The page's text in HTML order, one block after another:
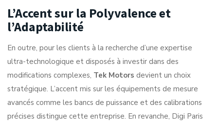
L’Accent sur la Polyvalence et
l’Adaptabilité
En outre, pour les clients à la recherche d’une expertise
ultra-technologique et disposés à investir dans des
modifications complexes, Tek Motors devient un choix
stratégique. L’accent mis sur les équipements de mesure
avancés comme les bancs de puissance et des calibrations
précises distingue cette entreprise. En revanche, Digi Paris